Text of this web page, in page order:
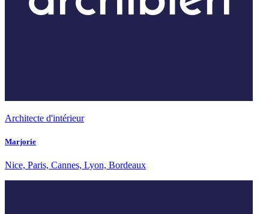
Architecte d'intérieur
Marjorie
Nice, Paris, Cannes, Lyon, Bordeaux